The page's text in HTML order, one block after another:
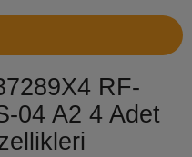
RF-
04 A2 4 Adet